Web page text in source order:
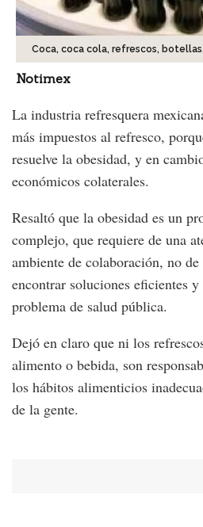
Coca, coca cola, refrescos, botellas,
Notimex
La industria refresquera
más impuestos al refresco,
resuelve la obesidad, y en
económicos colaterales.
Resaltó que la obesidad es un
complejo, que requiere de una
ambiente de colaboración, no
encontrar soluciones eficientes y
problema de salud pública.
Dejó en claro que ni los
alimento o bebida, son
los hábitos alimenticios
de la gente.